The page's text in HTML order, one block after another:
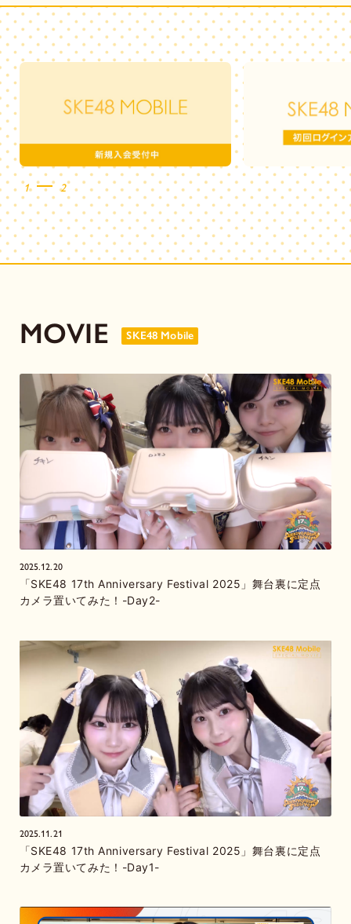
1 2
MOVIE SKE48 Mobile
2025.12.20
「SKE48 17th Anniversary Festival 2025」舞台裏に定点
カメラ置いてみた！-Day2-
2025.11.21
「SKE48 17th Anniversary Festival 2025」舞台裏に定点
カメラ置いてみた！-Day1-